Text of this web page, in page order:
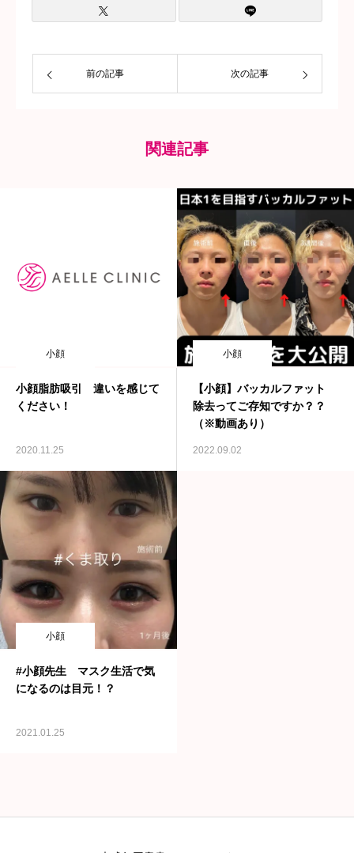
前の記事 次の記事
関連記事
小顔
小顔脂肪吸引 違いを感じて
ください！
2020.11.25
小顔
【小顔】バッカルファット
除去ってご存知ですか？？
（※動画あり）
2022.09.02
小顔
#小顔先生 マスク生活で気
になるのは目元！？
2021.01.25